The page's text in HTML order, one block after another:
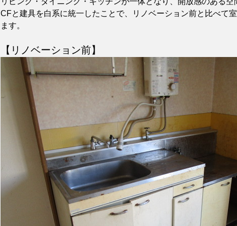
CFと建具を白系に統一したことで、リノベーション前と比べて
ます。
【リノベーション前】